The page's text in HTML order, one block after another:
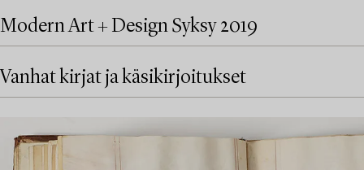
Modern Art + Design Syksy 2019
Vanhat kirjat ja käsikirjoitukset